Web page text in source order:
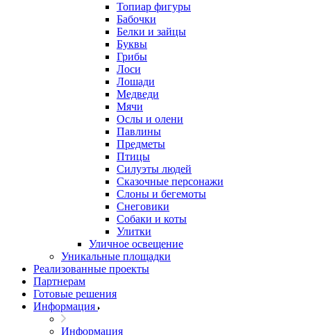
Топиар фигуры
Бабочки
Белки и зайцы
Буквы
Грибы
Лоси
Лошади
Медведи
Мячи
Ослы и олени
Павлины
Предметы
Птицы
Силуэты людей
Сказочные персонажи
Слоны и бегемоты
Снеговики
Собаки и коты
Улитки
Уличное освещение
Уникальные площадки
Реализованные проекты
Партнерам
Готовые решения
Информация
Информация